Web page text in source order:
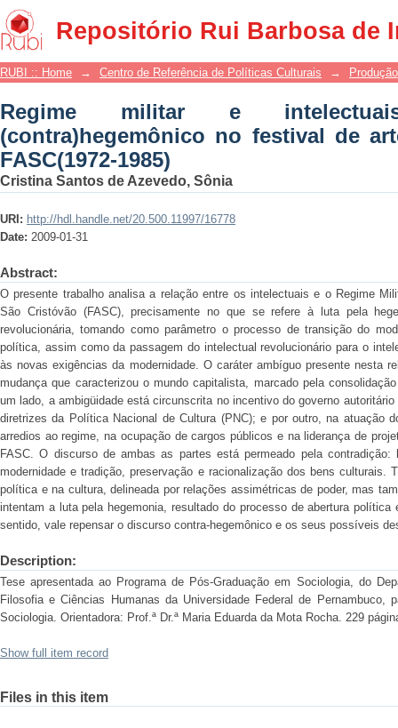
Repositório Rui Barbosa de
Regime militar e intelectuais: o
São Cristóvão FASC(1972-1985)
RUBI :: Home → Centro de Referência de Políticas Culturais →
Regime militar e
(contra)hegemônico no festival de
FASC(1972-1985)
Cristina Santos de Azevedo, Sônia
URI: http://hdl.handle.net/20.500.11997/16778
Date: 2009-01-31
Abstract:
O presente trabalho analisa a relação entre os intelectuais e o Regime
São Cristóvão (FASC), precisamente no que se refere à luta pela
revolucionária, tomando como parâmetro o processo de transição do
política, assim como da passagem do intelectual revolucionário para o
às novas exigências da modernidade. O caráter ambíguo presente nesta
mudança que caracterizou o mundo capitalista, marcado pela
um lado, a ambigüidade está circunscrita no incentivo do governo
diretrizes da Política Nacional de Cultura (PNC); e por outro, na atuação
arredios ao regime, na ocupação de cargos públicos e na liderança de
FASC. O discurso de ambas as partes está permeado pela contradição:
modernidade e tradição, preservação e racionalização dos bens culturais.
política e na cultura, delineada por relações assimétricas de poder, mas
intentam a luta pela hegemonia, resultado do processo de abertura
sentido, vale repensar o discurso contra-hegemônico e os seus possíveis
Description:
Tese apresentada ao Programa de Pós-Graduação em Sociologia, do
Filosofia e Ciências Humanas da Universidade Federal de Pernambuco,
Sociologia. Orientadora: Prof.ª Dr.ª Maria Eduarda da Mota Rocha. 229
Show full item record
Files in this item